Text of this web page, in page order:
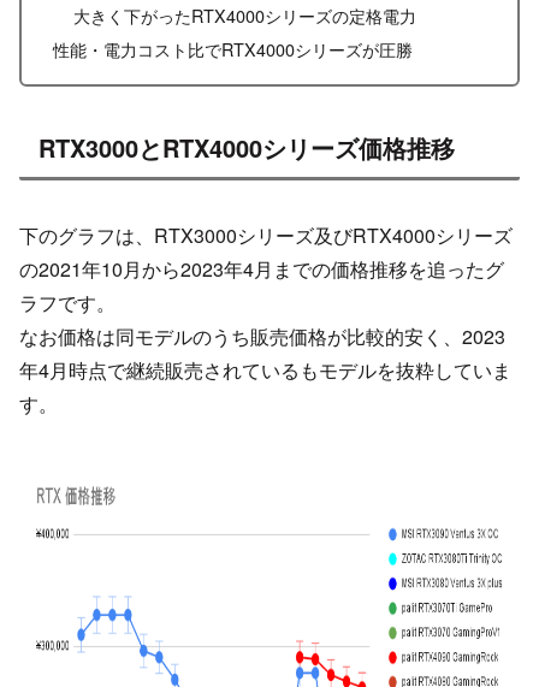
大きく下がったRTX4000シリーズの定格電力
性能・電力コスト比でRTX4000シリーズが圧勝
RTX3000とRTX4000シリーズ価格推移
下のグラフは、RTX3000シリーズ及びRTX4000シリーズ
の2021年10月から2023年4月までの価格推移を追ったグ
ラフです。
なお価格は同モデルのうち販売価格が比較的安く、2023
年4月時点で継続販売されているもモデルを抜粋していま
す。